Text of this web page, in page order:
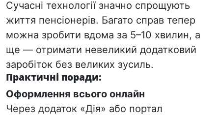
Сучасні технології значно спрощують
життя пенсіонерів. Багато справ тепер
можна зробити вдома за 5–10 хвилин, а
ще — отримати невеликий додатковий
заробіток без великих зусиль.
Практичні поради:
Оформлення всього онлайн
Через додаток «Дія» або портал